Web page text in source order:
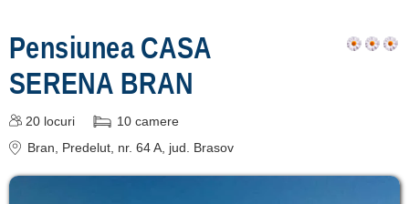
Pensiunea CASA
SERENA BRAN
20 locuri 10 camere
Bran , Predelut, nr. 64 A , jud. Brasov